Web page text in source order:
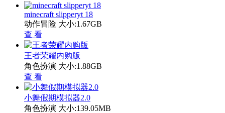
minecraft slipperyt 18
动作冒险 大小:1.67GB
查 看
王者荣耀内购版
角色扮演 大小:1.88GB
查 看
小舞假期模拟器2.0
角色扮演 大小:139.05MB